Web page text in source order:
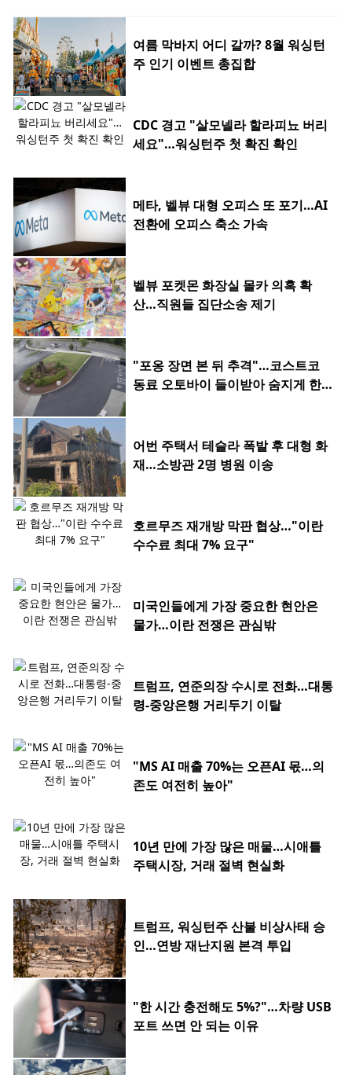
여름 막바지 어디 갈까? 8월 워싱턴
주 인기 이벤트 총집합
CDC 경고 "살모넬라 할라피뇨 버리
세요"…워싱턴주 첫 확진 확인
메타, 벨뷰 대형 오피스 또 포기…AI
전환에 오피스 축소 가속
벨뷰 포켓몬 화장실 몰카 의혹 확
산…직원들 집단소송 제기
"포옹 장면 본 뒤 추격"…코스트코
동료 오토바이 들이받아 숨지게 한 2
어번 주택서 테슬라 폭발 후 대형 화
재…소방관 2명 병원 이송
호르무즈 재개방 막판 협상…"이란
수수료 최대 7% 요구"
미국인들에게 가장 중요한 현안은
물가…이란 전쟁은 관심밖
트럼프, 연준의장 수시로 전화…대통
령-중앙은행 거리두기 이탈
"MS AI 매출 70%는 오픈AI 몫…의
존도 여전히 높아"
10년 만에 가장 많은 매물…시애틀
주택시장, 거래 절벽 현실화
트럼프, 워싱턴주 산불 비상사태 승
인…연방 재난지원 본격 투입
"한 시간 충전해도 5%?"…차량 USB
포트 쓰면 안 되는 이유